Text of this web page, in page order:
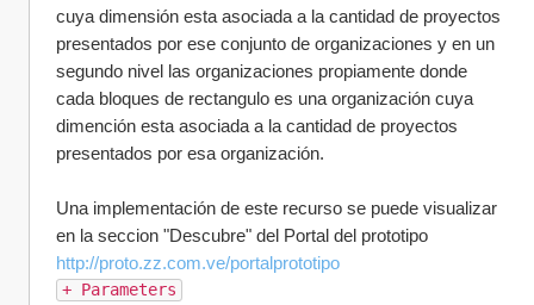
cuya dimensión esta asociada a la cantidad de proyectos
presentados por ese conjunto de organizaciones y en un
segundo nivel las organizaciones propiamente donde
cada bloques de rectangulo es una organización cuya
dimención esta asociada a la cantidad de proyectos
presentados por esa organización.
Una implementación de este recurso se puede visualizar
http://proto.zz.com.ve/portalprototipo
+ Parameters